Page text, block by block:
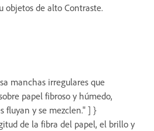
objetos de alto Contraste.
manchas irregulares que
papel fibroso y húmedo,
fluyan y se mezclen." ] }
de la fibra del papel, el brillo y